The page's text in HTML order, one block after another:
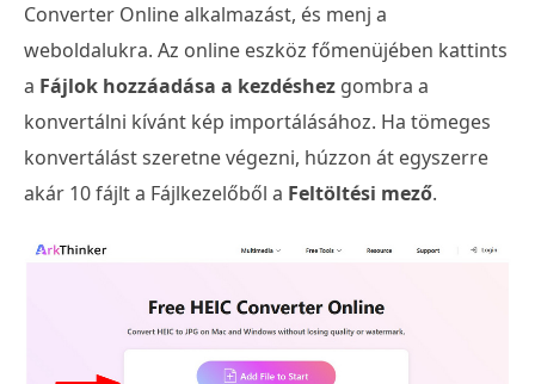
Converter Online alkalmazást, és menj a
weboldalukra. Az online eszköz főmenüjében kattints
a Fájlok hozzáadása a kezdéshez gombra a
konvertálni kívánt kép importálásához. Ha tömeges
konvertálást szeretne végezni, húzzon át egyszerre
akár 10 fájlt a Fájlkezelőből a Feltöltési mező.